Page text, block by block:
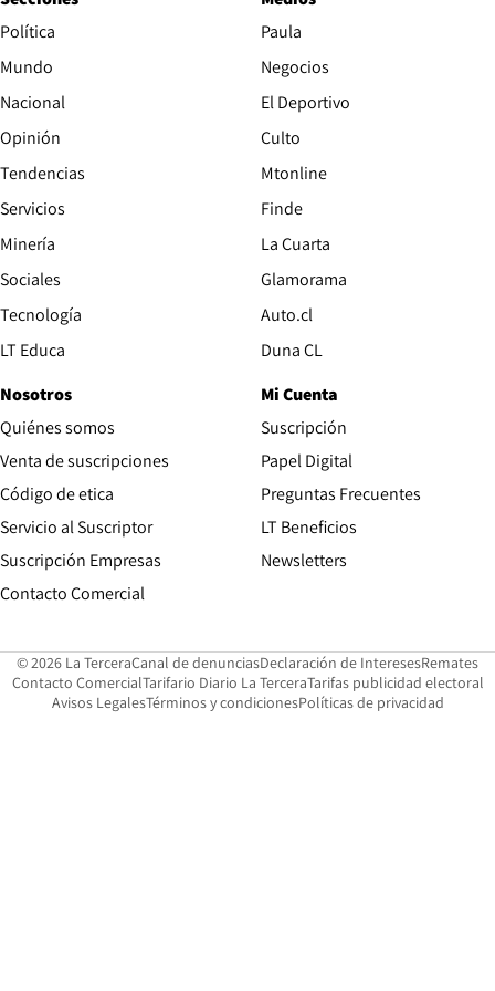
Política
Mundo
Nacional
Opinión
Tendencias
Servicios
Minería
Sociales
Tecnología
LT Educa
Paula
Negocios
El Deportivo
Culto
Mtonline
Finde
La Cuarta
Glamorama
Auto.cl
Duna CL
Nosotros
Quiénes somos
Venta de suscripciones
Código de etica Opens in new window
Servicio al Suscriptor
Suscripción Empresas
Contacto Comercial
Mi Cuenta
Suscripción
Papel Digital
Preguntas Frecuentes
LT Beneficios
Newsletters
© 2026 La TerceraCanal de denunciasOpens in new window
Declaración de InteresesOpens in
Remates
Contacto ComercialOpens in new window
Tarifario Diario La TerceraOpens in new window
Tarifas publicidad electoral
Avisos LegalesOpens in new window
Términos y condicionesPolíticas de privacidad